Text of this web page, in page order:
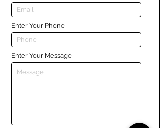
Enter Your Phone
Enter Your Message